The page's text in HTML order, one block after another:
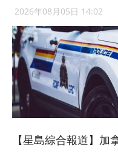
2026年08月05日 14:02
【星島綜合報道】加